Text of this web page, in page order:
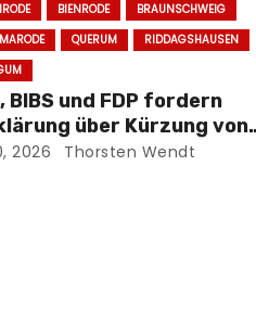
BIENRODE
BRAUNSCHWEIG
QUERUM
RIDDAGSHAUSEN
BIBS und FDP fordern
über Kürzung von
2026 Thorsten Wendt